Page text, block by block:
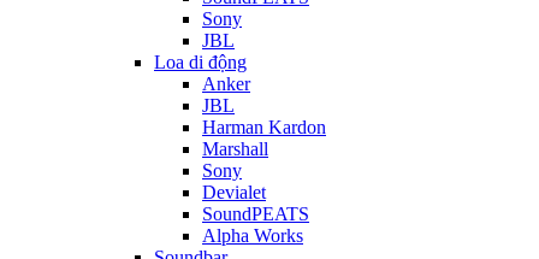
Sony
JBL
Loa di động
Anker
JBL
Harman Kardon
Marshall
Sony
Devialet
SoundPEATS
Alpha Works